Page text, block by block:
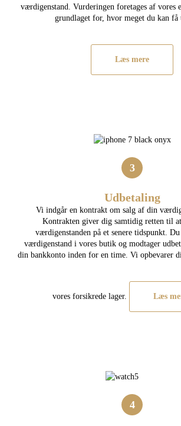
værdigenstand. Vurderingen foretages af vores
grundlaget for, hvor meget du kan få
Læs mere
3
Udbetaling
Vi indgår en kontrakt om salg af din
Kontrakten giver dig samtidig retten til
værdigenstanden på et senere tidspunkt.
værdigenstand i vores butik og modtager
din bankkonto inden for en time. Vi opbevarer
vores forsikrede lager. Læs
4